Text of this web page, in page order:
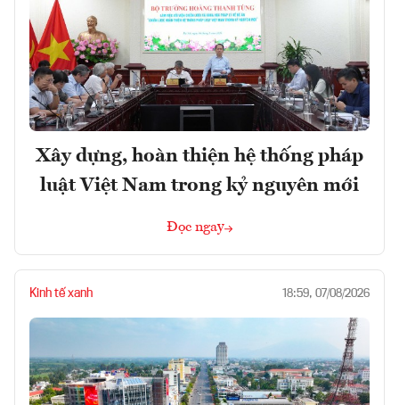
Xây dựng, hoàn thiện hệ thống pháp
luật Việt Nam trong kỷ nguyên mới
Đọc ngay
Kinh tế xanh 18:59, 07/08/2026